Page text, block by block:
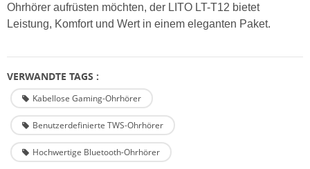
Ohrhörer aufrüsten möchten, der LITO LT-T12 bietet
Leistung, Komfort und Wert in einem eleganten Paket.
VERWANDTE TAGS :
Kabellose Gaming-Ohrhörer
Benutzerdefinierte TWS-Ohrhörer
Hochwertige Bluetooth-Ohrhörer